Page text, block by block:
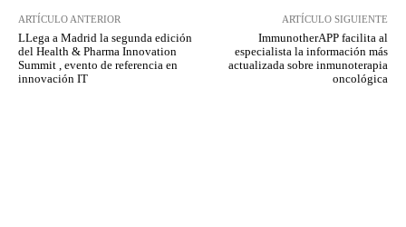
ARTÍCULO ANTERIOR
LLega a Madrid la segunda edición
del Health & Pharma Innovation
Summit , evento de referencia en
innovación IT
ARTÍCULO SIGUIENTE
ImmunotherAPP facilita al
especialista la información más
actualizada sobre inmunoterapia
oncológica